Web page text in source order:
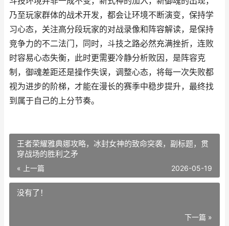
乃至玩家群体的战术开发，都会让环境不断演变，保持学
习心态，关注高分段玩家的对战录像和阵容解读，是保持
竞争力的不二法门，同时，斗技之路必然充满挫折，连败
时容易心态失衡，此时更需要冷静分析败因，是阵容克
制，御魂差距还是操作失误，调整心态，将每一次失败都
视为进步的阶梯，才能在漫长的赛季中稳步提升，最终找
到属于自己的上分节奏。
王者荣耀雅典娜攻略，冰封女神的致命突袭，副标题，贯
穿战场的胜利之矛
« 上一篇 2026-05-19
没有了！
下一篇 »